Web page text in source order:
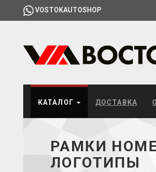
VOSTOKAUTOSHOP
КАТАЛОГ ДОСТАВКА
РАМКИ
ЛОГОТИПЫ